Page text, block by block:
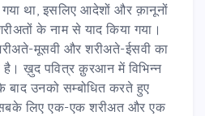
था, इसलिए आदेशों और क़ानूनों
के नाम से याद किया गया।
मूसवी और शरीअते-ईसवी का
ख़ुद पवित्र क़ुरआन में विभिन्न
उनको सम्बोधित करते हुए
लिए एक-एक शरीअत और एक